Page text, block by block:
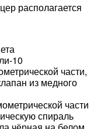
располагается
10
части,
из медного
части
спираль